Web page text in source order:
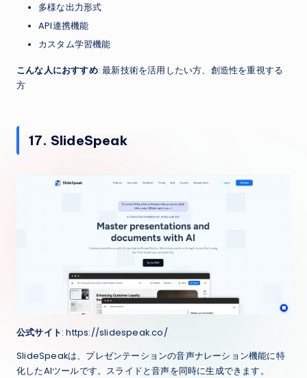
多様な出力形式
API連携機能
カスタム学習機能
こんな人におすすめ: 最新技術を活用したい方、創造性を重視する
方
17. SlideSpeak
公式サイト: https://slidespeak.co/
SlideSpeakは、プレゼンテーションの音声ナレーション機能に特
化したAIツールです。スライドと音声を同時に生成できます。